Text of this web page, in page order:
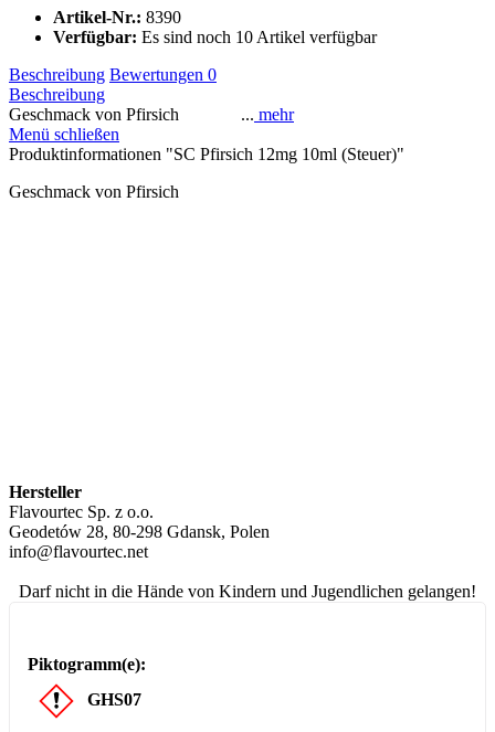
Artikel-Nr.: 8390
Verfügbar: Es sind noch 10 Artikel verfügbar
Beschreibung Bewertungen 0
Beschreibung
Geschmack von Pfirsich ... mehr
Menü schließen
Produktinformationen "SC Pfirsich 12mg 10ml (Steuer)"
Geschmack von Pfirsich
Hersteller
Flavourtec Sp. z o.o.
Geodetów 28, 80-298 Gdansk, Polen
info@flavourtec.net
Darf nicht in die Hände von Kindern und Jugendlichen gelangen!
Piktogramm(e):
GHS07